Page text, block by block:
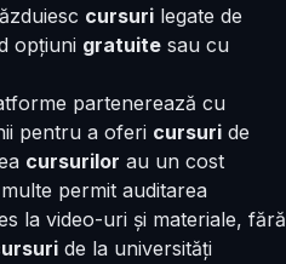
cursuri legate de
opțiuni gratuite sau cu
partenerează cu
pentru a oferi cursuri de
cursurilor au un cost
permit auditarea
la video-uri și materiale, fără
de la universități